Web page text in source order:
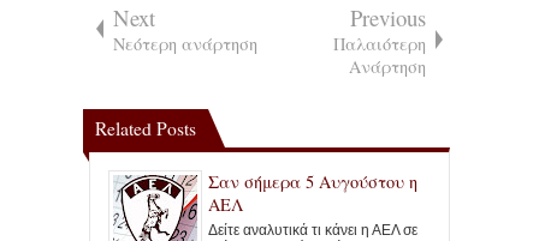
Next
Νεότερη ανάρτηση
Previous
Παλαιότερη
Ανάρτηση
Related Posts
Σαν σήμερα 5 Αυγούστου η
ΑΕΛ
Δείτε αναλυτικά τι κάνει η ΑΕΛ σε